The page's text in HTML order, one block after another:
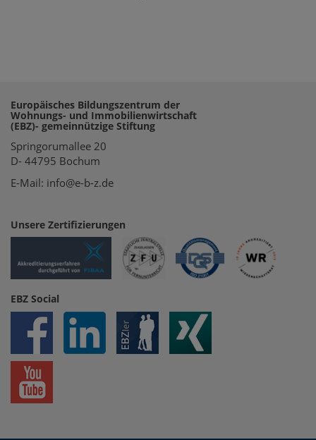
Europäisches Bildungszentrum der
Wohnungs- und Immobilienwirtschaft
(EBZ)- gemeinnützige Stiftung
Springorumallee 20
D- 44795 Bochum
E-Mail: info@e-b-z.de
Unsere Zertifizierungen
EBZ Social